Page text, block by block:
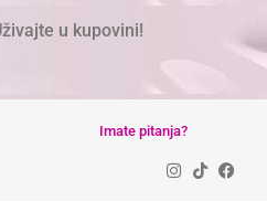
u kupovini!
Imate pitanja?